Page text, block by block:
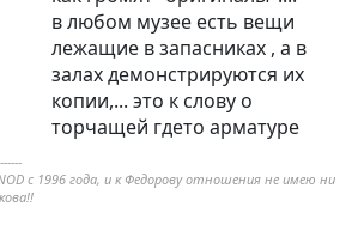
в любом музее есть вещи
лежащие в запасниках , а в
залах демонстрируются их
копии,... это к слову о
торчащей гдето арматуре
с 1996 года, и к Федорову отношения не имею ни